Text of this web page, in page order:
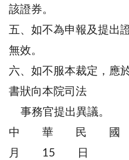
該證券。
五、如不為申報及提出
無效。
六、如不服本裁定，應
書狀向本院司法
事務官提出異議。
中 華 民
月 15 日